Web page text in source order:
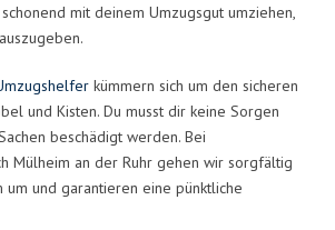
mit deinem Umzugsgut umziehen,
kümmern sich um den sicheren
und Kisten. Du musst dir keine Sorgen
beschädigt werden. Bei
Mülheim an der Ruhr gehen wir sorgfältig
um und garantieren eine pünktliche